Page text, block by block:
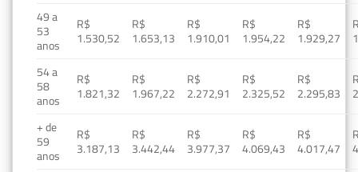
49 a
53
anos
R$
1.530,52
R$
1.653,13
R$
1.910,01
R$
1.954,22
R$
1.929,27
54 a
58
anos
R$
1.821,32
R$
1.967,22
R$
2.272,91
R$
2.325,52
R$
2.295,83
+ de
59
anos
R$
3.187,13
R$
3.442,44
R$
3.977,37
R$
4.069,43
R$
4.017,47